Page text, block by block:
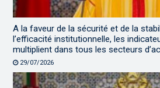
A la faveur de la sécurité et de la
l’efficacité institutionnelle, les
multiplient dans tous les secteurs
29/07/2026